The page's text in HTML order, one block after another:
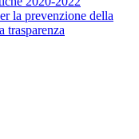
la prevenzione della
trasparenza